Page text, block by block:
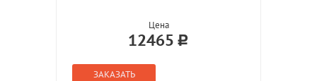
Цена
12465
ЗАКАЗАТЬ